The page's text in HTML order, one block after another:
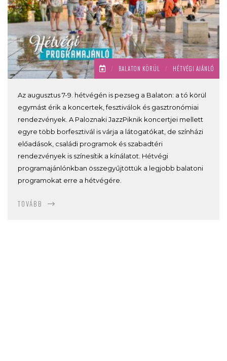
/ BALATON KÖRÜL / HÉTVÉGI AJÁNLÓ
Az augusztus 7-9. hétvégén is pezseg a Balaton: a tó körül
egymást érik a koncertek, fesztiválok és gasztronómiai
rendezvények. A Paloznaki JazzPiknik koncertjei mellett
egyre több borfesztivál is várja a látogatókat, de színházi
előadások, családi programok és szabadtéri
rendezvények is színesítik a kínálatot. Hétvégi
programajánlónkban összegyűjtöttük a legjobb balatoni
programokat erre a hétvégére.
TOVÁBB